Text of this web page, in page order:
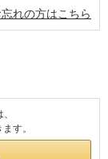
れの方はこちら
す。